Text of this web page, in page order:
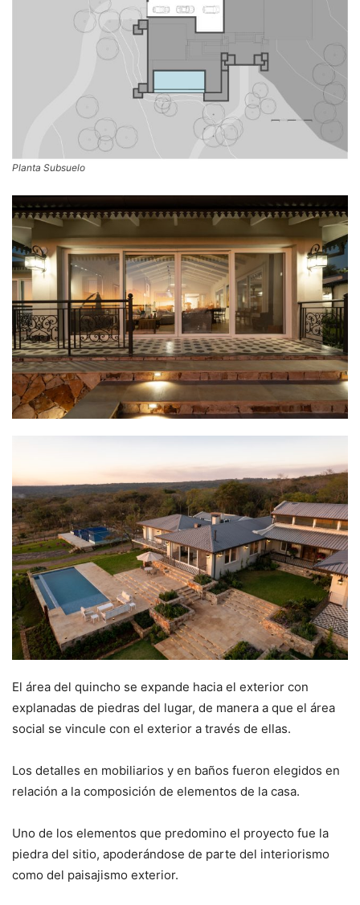
Planta Subsuelo
El área del quincho se expande hacia el exterior con
explanadas de piedras del lugar, de manera a que el área
social se vincule con el exterior a través de ellas.
Los detalles en mobiliarios y en baños fueron elegidos en
relación a la composición de elementos de la casa.
Uno de los elementos que predomino el proyecto fue la
piedra del sitio, apoderándose de parte del interiorismo
como del paisajismo exterior.